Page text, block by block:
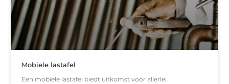
Mobiele lastafel
Een mobiele lastafel biedt uitkomst voor allerlei